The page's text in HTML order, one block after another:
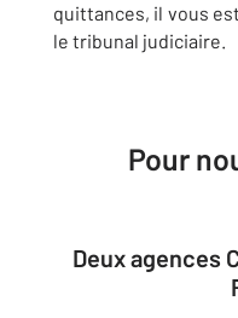
quittances, il vous
le tribunal judiciaire.
Pour
Deux agences